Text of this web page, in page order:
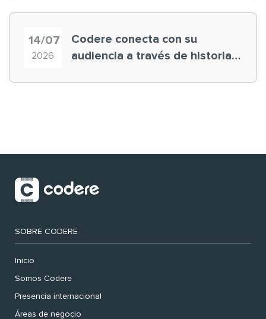
14/07
2026
Codere conecta con su
audiencia a través de historias
SOBRE CODERE
Inicio
Somos Codere
Presencia internacional
Áreas de negocio